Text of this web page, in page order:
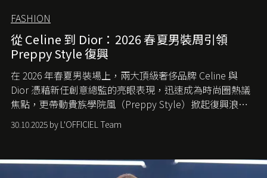
FASHION
從 Celine 到 Dior：2026 春夏男裝周引領
Preppy Style 復興
在 2026 年春夏男裝場上，兩大頂級奢侈品牌 Celine 與
Dior 憑藉新任創意總監的亮眼表現，迅速成為時尚圈熱議
焦點，更帶動貴族學院風（Preppy Style）掀起復興浪
潮，讓這股經典風格再度回到大眾視線。
30.10.2025 by L'OFFICIEL Team